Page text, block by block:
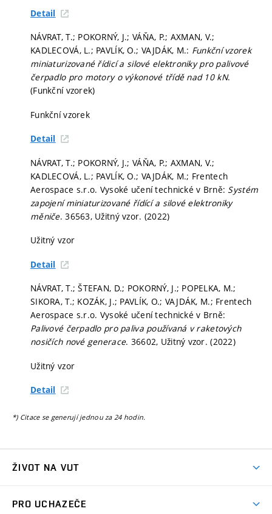
Detail
NÁVRAT, T.; POKORNÝ, J.; VÁŇA, P.; AXMAN, V.;
KADLECOVÁ, L.; PAVLÍK, O.; VAJDÁK, M.: Funkční vzorek
miniaturizované řídicí a silové elektroniky pro palivové
čerpadlo pro motory o výkonové třídě nad 10 kN.
(Funkční vzorek)
Funkční vzorek
Detail
NÁVRAT, T.; POKORNÝ, J.; VÁŇA, P.; AXMAN, V.;
KADLECOVÁ, L.; PAVLÍK, O.; VAJDÁK, M.; Frentech
Aerospace s.r.o. Vysoké učení technické v Brně: Systém
zapojení miniaturizované řídící a silové elektroniky
měniče. 36563, Užitný vzor. (2022)
Užitný vzor
Detail
NÁVRAT, T.; ŠTEFAN, D.; POKORNÝ, J.; POPELKA, M.;
SIKORA, T.; KOZÁK, J.; PAVLÍK, O.; VAJDÁK, M.; Frentech
Aerospace s.r.o. Vysoké učení technické v Brně:
Palivové čerpadlo pro paliva používaná v raketových
nosičích nové generace. 36602, Užitný vzor. (2022)
Užitný vzor
Detail
*) Citace se generují jednou za 24 hodin.
ŽIVOT NA VUT
PRO UCHAZEČE